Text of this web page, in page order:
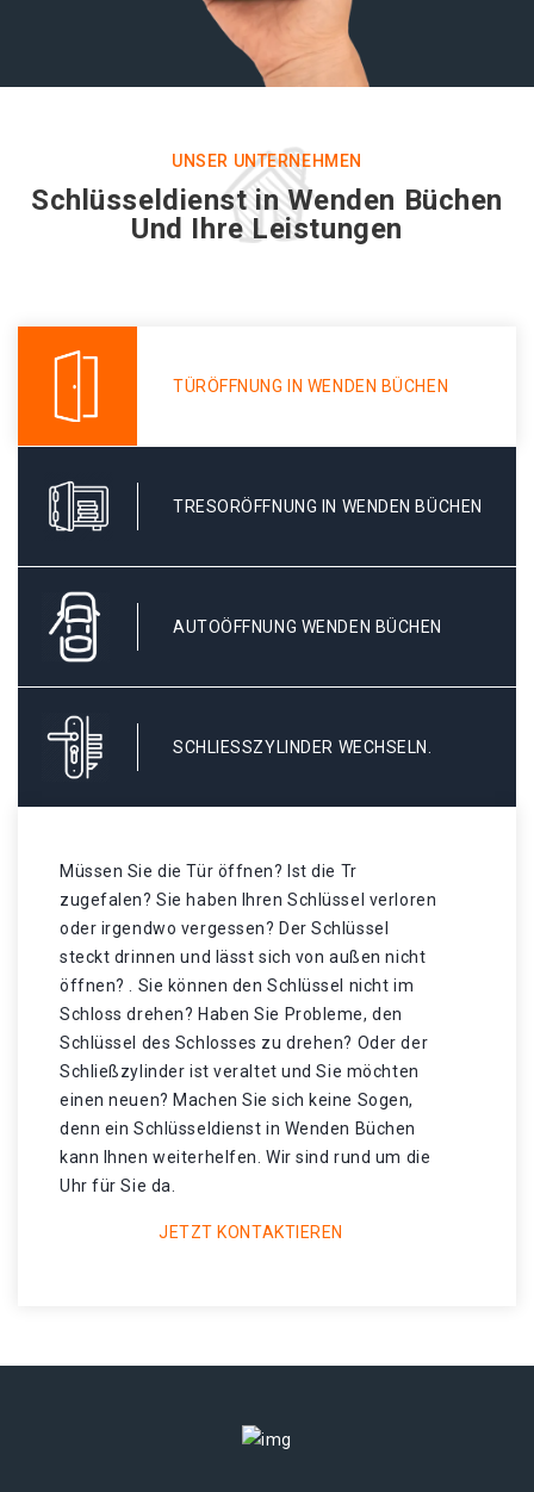
UNSER UNTERNEHMEN
Schlüsseldienst in Wenden Büchen
Und Ihre Leistungen
TÜRÖFFNUNG IN WENDEN BÜCHEN
TRESORÖFFNUNG IN WENDEN BÜCHEN
AUTOÖFFNUNG WENDEN BÜCHEN
SCHLIESSZYLINDER WECHSELN.
Müssen Sie die Tür öffnen? Ist die Tr
zugefalen? Sie haben Ihren Schlüssel verloren
oder irgendwo vergessen? Der Schlüssel
steckt drinnen und lässt sich von außen nicht
öffnen? . Sie können den Schlüssel nicht im
Schloss drehen? Haben Sie Probleme, den
Schlüssel des Schlosses zu drehen? Oder der
Schließzylinder ist veraltet und Sie möchten
einen neuen? Machen Sie sich keine Sogen,
denn ein Schlüsseldienst in Wenden Büchen
kann Ihnen weiterhelfen. Wir sind rund um die
Uhr für Sie da.
JETZT KONTAKTIEREN